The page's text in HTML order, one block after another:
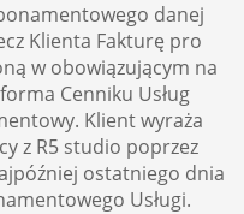
danej
Klienta Fakturę pro
w obowiązującym na
Cenniku Usług
Klient wyraża
z R5 studio poprzez
ostatniego dnia
Usługi.